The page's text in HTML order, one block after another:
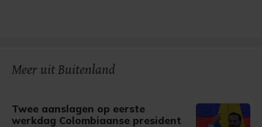
Meer uit Buitenland
Twee aanslagen op eerste
werkdag Colombiaanse president